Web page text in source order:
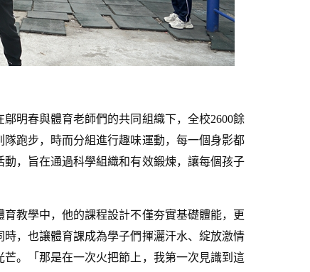
明春與體育老師們的共同組織下，全校2600餘
跑步，時而分組進行趣味運動，每一個身影都
，旨在通過科學組織和有效鍛煉，讓每個孩子
教學中，他的課程設計不僅夯實基礎體能，更
，也讓體育課成為學子們揮灑汗水、綻放激情
。「那是在一次火把節上，我第一次見識到這